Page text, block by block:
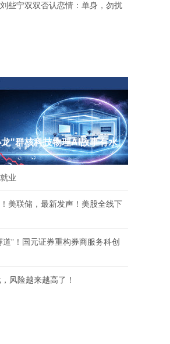
些宁双双否认恋情：单身，勿扰
"群核科技物理AI故事有水
业
美联储，最新发声！美股全线下
道”！国元证券重构券商服务科创
风险越来越高了！